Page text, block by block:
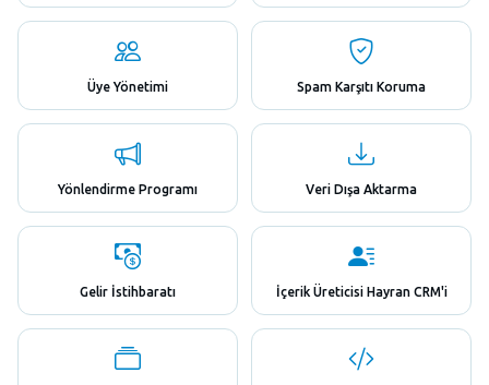
Üye Yönetimi Spam Karşıtı Koruma
Yönlendirme Programı Veri Dışa Aktarma
Gelir İstihbaratı İçerik Üreticisi Hayran CRM'i